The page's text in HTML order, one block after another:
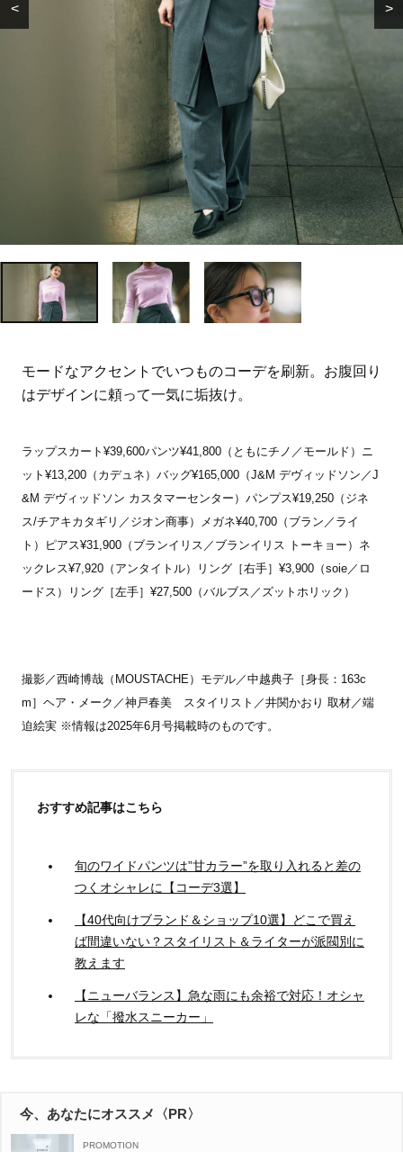
< >
モードなアクセントでいつものコーデを刷新。お腹回り
はデザインに頼って一気に垢抜け。
ラップスカート¥39,600パンツ¥41,800（ともにチノ／モールド）ニ
ット¥13,200（カデュネ）バッグ¥165,000（J&M デヴィッドソン／J
&M デヴィッドソン カスタマーセンター）パンプス¥19,250（ジネ
ス/チアキカタギリ／ジオン商事）メガネ¥40,700（ブラン／ライ
ト）ピアス¥31,900（ブランイリス／ブランイリス トーキョー）ネ
ックレス¥7,920（アンタイトル）リング［右手］¥3,900（soie／ロ
ードス）リング［左手］¥27,500（バルブス／ズットホリック）
撮影／西崎博哉（MOUSTACHE）モデル／中越典子［身長：163c
m］ヘア・メーク／神戸春美 スタイリスト／井関かおり 取材／端
迫絵実 ※情報は2025年6月号掲載時のものです。
おすすめ記事はこちら
旬のワイドパンツは”甘カラー”を取り入れると差の
つくオシャレに【コーデ3選】
【40代向けブランド＆ショップ10選】どこで買え
ば間違いない？スタイリスト＆ライターが派閥別に
教えます
【ニューバランス】急な雨にも余裕で対応！オシャ
レな「撥水スニーカー」
今、あなたにオススメ〈PR〉